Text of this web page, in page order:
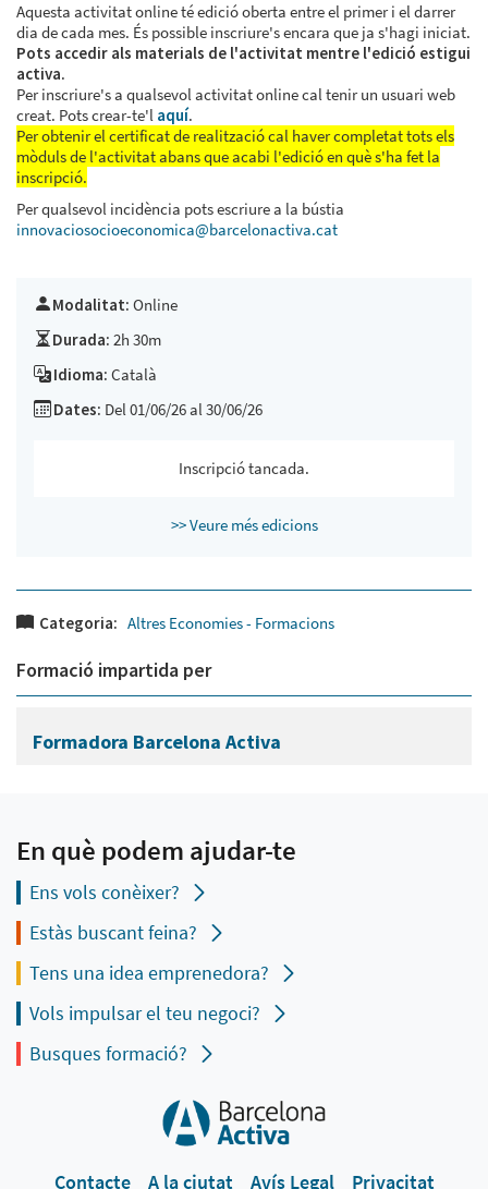
Aquesta activitat online té edició oberta entre el primer i el darrer
dia de cada mes. És possible inscriure's encara que ja s'hagi iniciat.
Pots accedir als materials de l'activitat mentre l'edició estigui
activa.
Per inscriure's a qualsevol activitat online cal tenir un usuari web
creat. Pots crear-te'l aquí.
Per obtenir el certificat de realització cal haver completat tots els
mòduls de l'activitat abans que acabi l'edició en què s'ha fet la
inscripció.
Per qualsevol incidència pots escriure a la bústia
innovaciosocioeconomica@barcelonactiva.cat
Modalitat: Online
Durada: 2h 30m
Idioma: Català
Dates: Del 01/06/26 al 30/06/26
Inscripció tancada.
>> Veure més edicions
Categoria: Altres Economies - Formacions
Formació impartida per
Formadora Barcelona Activa
En què podem ajudar-te
Ens vols conèixer?
Estàs buscant feina?
Tens una idea emprenedora?
Vols impulsar el teu negoci?
Busques formació?
Contacte A la ciutat Avís Legal Privacitat